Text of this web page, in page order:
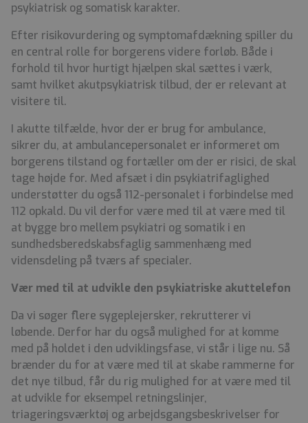
psykiatrisk og somatisk karakter.
Efter risikovurdering og symptomafdækning spiller du
en central rolle for borgerens videre forløb. Både i
forhold til hvor hurtigt hjælpen skal sættes i værk,
samt hvilket akutpsykiatrisk tilbud, der er relevant at
visitere til.
I akutte tilfælde, hvor der er brug for ambulance,
sikrer du, at ambulancepersonalet er informeret om
borgerens tilstand og fortæller om der er risici, de skal
tage højde for. Med afsæt i din psykiatrifaglighed
understøtter du også 112-personalet i forbindelse med
112 opkald. Du vil derfor være med til at være med til
at bygge bro mellem psykiatri og somatik i en
sundhedsberedskabsfaglig sammenhæng med
vidensdeling på tværs af specialer.
Vær med til at udvikle den psykiatriske akuttelefon
Da vi søger flere sygeplejersker, rekrutterer vi
løbende. Derfor har du også mulighed for at komme
med på holdet i den udviklingsfase, vi står i lige nu. Så
brænder du for at være med til at skabe rammerne for
det nye tilbud, får du rig mulighed for at være med til
at udvikle for eksempel retningslinjer,
triageringsværktøj og arbejdsgangsbeskrivelser for